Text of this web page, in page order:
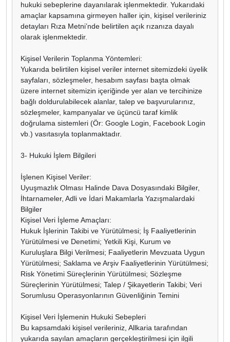
hukuki sebeplerine dayanılarak işlenmektedir. Yukarıdaki
amaçlar kapsamına girmeyen haller için, kişisel verileriniz
detayları Rıza Metni’nde belirtilen açık rızanıza dayalı
olarak işlenmektedir.
Kişisel Verilerin Toplanma Yöntemleri:
Yukarıda belirtilen kişisel veriler internet sitemizdeki üyelik
sayfaları, sözleşmeler, hesabım sayfası başta olmak
üzere internet sitemizin içeriğinde yer alan ve tercihinize
bağlı doldurulabilecek alanlar, talep ve başvurularınız,
sözleşmeler, kampanyalar ve üçüncü taraf kimlik
doğrulama sistemleri (Ör: Google Login, Facebook Login
vb.) vasıtasıyla toplanmaktadır.
3- Hukuki İşlem Bilgileri
İşlenen Kişisel Veriler:
Uyuşmazlık Olması Halinde Dava Dosyasındaki Bilgiler,
İhtarnameler, Adli ve İdari Makamlarla Yazışmalardaki
Bilgiler
Kişisel Veri İşleme Amaçları:
Hukuk İşlerinin Takibi ve Yürütülmesi; İş Faaliyetlerinin
Yürütülmesi ve Denetimi; Yetkili Kişi, Kurum ve
Kuruluşlara Bilgi Verilmesi; Faaliyetlerin Mevzuata Uygun
Yürütülmesi; Saklama ve Arşiv Faaliyetlerinin Yürütülmesi;
Risk Yönetimi Süreçlerinin Yürütülmesi; Sözleşme
Süreçlerinin Yürütülmesi; Talep / Şikayetlerin Takibi; Veri
Sorumlusu Operasyonlarının Güvenliğinin Temini
Kişisel Veri İşlemenin Hukuki Sebepleri
Bu kapsamdaki kişisel verileriniz, Allkaria tarafından
yukarıda sayılan amaçların gerçekleştirilmesi için ilgili